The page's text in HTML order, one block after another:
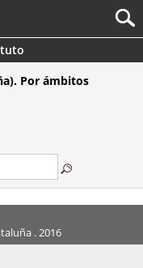
Por ámbitos
. 2016